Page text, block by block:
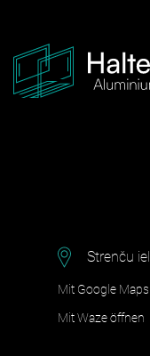
Strenču
Mit Google
Mit Waze öffnen